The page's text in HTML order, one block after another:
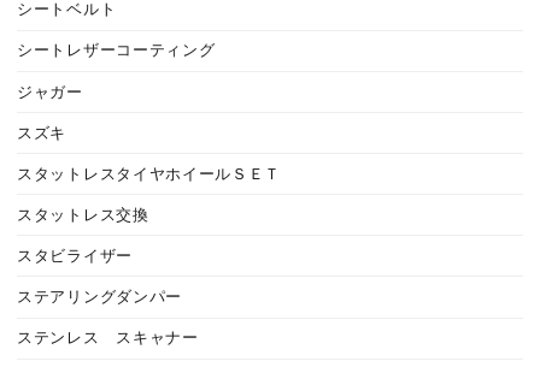
シートベルト
シートレザーコーティング
ジャガー
スズキ
スタットレスタイヤホイールＳＥＴ
スタットレス交換
スタビライザー
ステアリングダンパー
ステンレス スキャナー